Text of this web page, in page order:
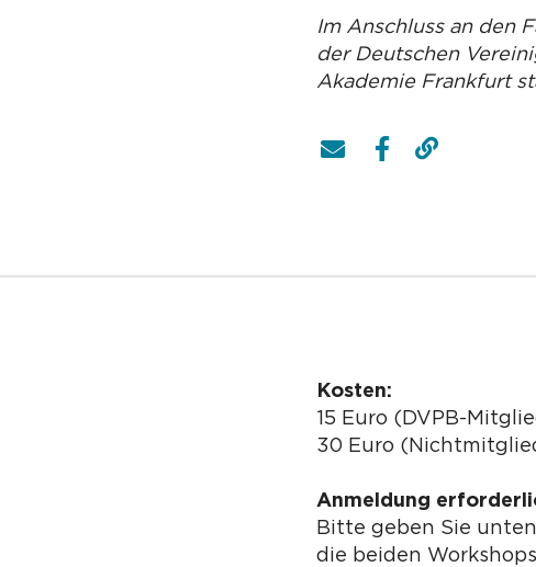
Im Anschluss an den
der Deutschen
Akademie Frankfurt
Kosten:
15 Euro (DVPB-
30 Euro
Anmeldung
Bitte geben Sie
die beiden